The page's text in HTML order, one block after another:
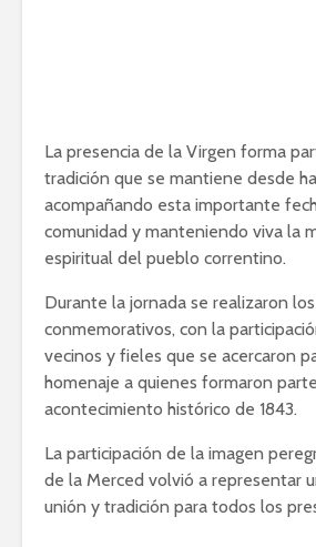
La presencia de la Virgen forma
tradición que se mantiene desde
acompañando esta importante
comunidad y manteniendo viva la
espiritual del pueblo correntino.
Durante la jornada se realizaron
conmemorativos, con la
vecinos y fieles que se acercaron
homenaje a quienes formaron
acontecimiento histórico de 1843.
La participación de la imagen
de la Merced volvió a representar
unión y tradición para todos los